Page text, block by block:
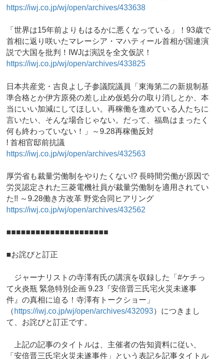
https://iwj.co.jp/wj/open/archives/433638
「世界は15年前よりもはるかに悪くなっている」！93歳で
首相に返り咲いたマレーシア・マハティール首相が国連演
説で大国を批判！IWJは演説を全文仮訳！
https://iwj.co.jp/wj/open/archives/433825
日本共産党・吉良よし子参議院議員「東海第二の新規制基
準合格とか伊方原発の差し止め仮処分の取り消しとか、本
当にいい加減にしてほしい。再稼働を進めている人たちに
言いたい、そんな場合じゃない。だって、福島はまったく
何も終わっていない！」～9.28再稼働反対
! 首相官邸前抗議
https://iwj.co.jp/wj/open/archives/432563
厚労省も裁量労働制をやりたくない!? 長時間労働が原因で
労災認定された三菱電機社員が裁量労働制を適用されてい
た!! ～9.28働き方改革 野党合同ヒアリング
https://iwj.co.jp/wj/open/archives/432562
■■■■■■■■■■■■■■■■■■■■■
■お詫びと訂正
ジャーナリストの寺澤有氏の講演を収録した「#ケチっ
て火炎瓶 緊急特別企画 9.23『安倍晋三氏宅火災未遂事
件』の真相に迫る！寺澤有トークショー」
（ https://iwj.co.jp/wj/open/archives/432093）につきまし
て、お詫びと訂正です。
上記の記事のタイトルは、主催者の告知資料に従い、
「安倍晋三氏宅火災未遂事件」という表記を記事タイトル